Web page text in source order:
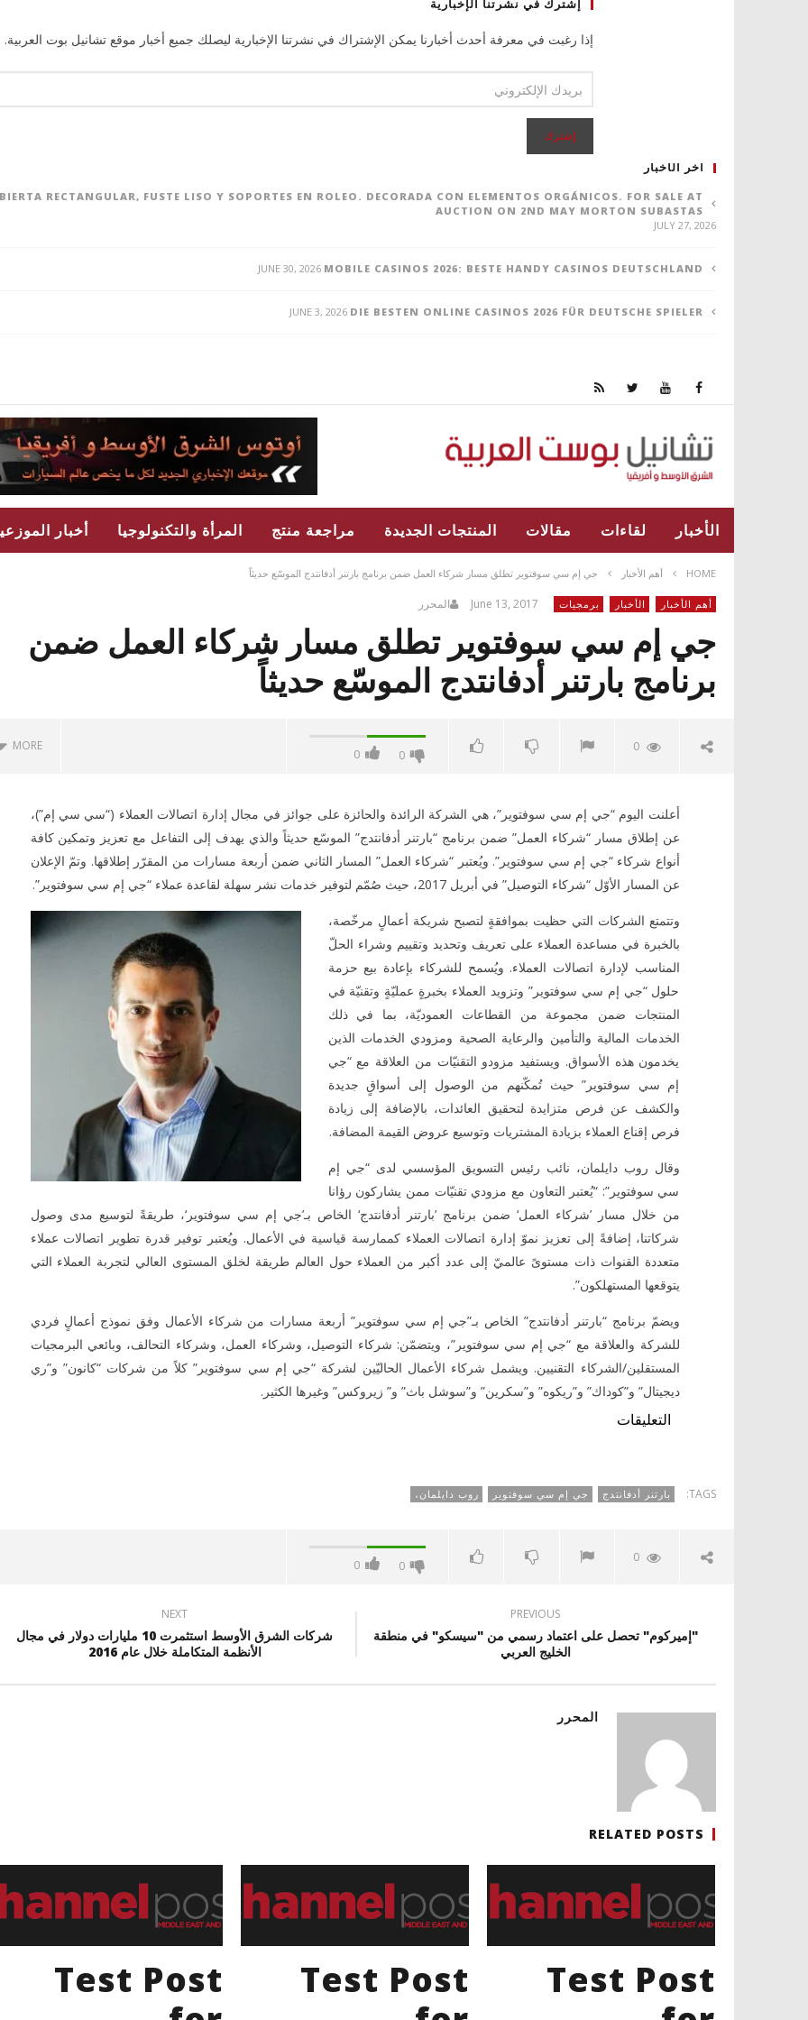
إشترك في نشرتنا الإخبارية
إذا رغبت في معرفة أحدث أخبارنا يمكن الإشتراك في نشرتنا الإخبارية ليصلك جميع أخبار موقع تشانيل بوت
اخر الأخبار
RECTANGULAR, FUSTE LISO Y SOPORTES EN ROLEO. DECORADA CON ELEMENTOS ORGÁNICOS. FOR SALE AT
AUCTION ON 2ND MAY MORTON SUBASTAS
JULY 27, 2026
MOBILE CASINOS 2026: BESTE HANDY CASINOS DEUTSCHLAND
JUNE 30, 2026
DIE BESTEN ONLINE CASINOS 2026 FÜR DEUTSCHE SPIELER
JUNE 3, 2026
الأخبار لقاءات مقالات المنتجات الجديدة مراجعة منتج المرأة والتكنولوجيا أخبار
HOME أهم الأخبار جي إم سي سوفتوير تطلق مسار شركاء العمل ضمن برنامج بارتنر أدفانتدج الموسّع حديثاً
أهم الأخبار الأخبار برمجيات June 13, 2017 المحرر
جي إم سي سوفتوير تطلق مسار شركاء العمل ضمن
برنامج بارتنر أدفانتدج الموسّع حديثاً
0
0 0
MORE
NOW VIEWING
جي إم سي سوفتوير تطلق مسار شركاء
العمل ضمن برنامج بارتنر أدفانتدج الموسّع
حديثاً
June
2017
المحرر
MESA DE COMEDOR, SXX En madera
y hierro. Cubierta rectangular,
fuste liso y soportes en roleo.
Decorada con elementos
orgánicos. for sale at auction on
2nd May Morton Subastas
June
13,
المحرر
Mobile Casinos 2026: Beste Handy
June
2017
المحرر
أعلنت اليوم “جي إم سي سوفتوير”، هي الشركة الرائدة والحائزة على جوائز في مجال إدارة اتصالات العملاء (“سي سي إم”)،
عن إطلاق مسار “شركاء العمل” ضمن برنامج “بارتنر أدفانتدج” الموسّع حديثاً والذي يهدف إلى التفاعل مع تعزيز وتمكين كافة
أنواع شركاء “جي إم سي سوفتوير”. ويُعتبر “شركاء العمل” المسار الثاني ضمن أربعة مسارات من المقرّر إطلاقها. وتمّ الإعلان
عن المسار الأوّل “شركاء التوصيل” في أبريل 2017، حيث صُمّم لتوفير خدمات نشر سهلة لقاعدة عملاء “جي إم سي سوفتوير”.
وتتمتع الشركات التي حظيت بموافقةٍ لتصبح شريكة أعمالٍ مرخّصة،
بالخبرة في مساعدة العملاء على تعريف وتحديد وتقييم وشراء الحلّ
المناسب لإدارة اتصالات العملاء. ويُسمح للشركاء بإعادة بيع حزمة
حلول “جي إم سي سوفتوير” وتزويد العملاء بخبرةٍ عمليّةٍ وتقنيّة في
المنتجات ضمن مجموعة من القطاعات العموديّة، بما في ذلك
الخدمات المالية والتأمين والرعاية الصحية ومزودي الخدمات الذين
يخدمون هذه الأسواق. ويستفيد مزودو التقنيّات من العلاقة مع “جي
إم سي سوفتوير” حيث تُمكّنهم من الوصول إلى أسواقٍ جديدة
والكشف عن فرص متزايدة لتحقيق العائدات، بالإضافة إلى زيادة
فرص إقناع العملاء بزيادة المشتريات وتوسيع عروض القيمة المضافة.
وقال روب دايلمان، نائب رئيس التسويق المؤسسي لدى “جي إم
سي سوفتوير”: “يُعتبر التعاون مع مزودي تقنيّات ممن يشاركون رؤانا
من خلال مسار ’شركاء العمل‘ ضمن برنامج ’بارتنر أدفانتدج‘ الخاص بـ’جي إم سي سوفتوير‘، طريقةً لتوسيع مدى وصول
شركاتنا، إضافةً إلى تعزيز نموّ إدارة اتصالات العملاء كممارسة قياسية في الأعمال. ويُعتبر توفير قدرة تطوير اتصالات عملاء
متعددة القنوات ذات مستوىً عالميّ إلى عدد أكبر من العملاء حول العالم طريقة لخلق المستوى العالي لتجربة العملاء التي
يتوقعها المستهلكون”.
ويضمّ برنامج “بارتنر أدفانتدج” الخاص بـ”جي إم سي سوفتوير” أربعة مسارات من شركاء الأعمال وفق نموذج أعمالٍ فردي
للشركة والعلاقة مع “جي إم سي سوفتوير”، ويتضمّن: شركاء التوصيل، وشركاء العمل، وشركاء التحالف، وبائعي البرمجيات
المستقلين/الشركاء التقنيين. ويشمل شركاء الأعمال الحاليّين لشركة “جي إم سي سوفتوير” كلاً من شركات “كانون” و”ري
ديجيتال” و”كوداك” و”ريكوه” و”سكرين” و”سوشل باث” و” زيروكس” وغيرها الكثير.
التعليقات
TAGS: بارتنر أدفانتدج جي إم سي سوفتوير روب دايلمان،
0
0 0
PREVIOUS
"إميركوم" تحصل على اعتماد رسمي من "سيسكو" في منطقة
الخليج العربي
NEXT
شركات الشرق الأوسط استثمرت 10 مليارات دولار في مجال
الأنظمة المتكاملة خلال عام 2016
المحرر
RELATED POSTS
Test Post
Test Post
Test Post